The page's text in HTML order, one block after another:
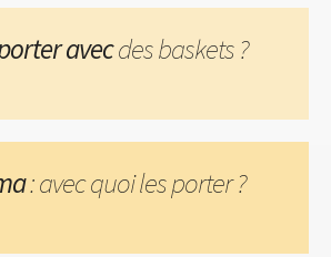
avecdes baskets ?
: avec quoi les porter ?